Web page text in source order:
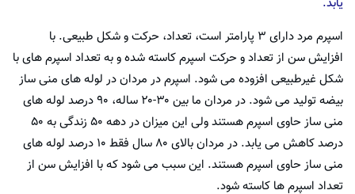
اسپرم مرد دارای ۳ پارامتر است، تعداد، حرکت و شکل طبیعی. با
افزایش سن از تعداد و حرکت اسپرم کاسته شده و به تعداد اسپرم های با
شکل غیرطبیعی افزوده می شود. اسپرم در مردان در لوله های منی ساز
بیضه تولید می شود. در مردان ما بین ۳۰-۲۰ ساله، ۹۰ درصد لوله های
منی ساز حاوی اسپرم هستند ولی این میزان در دهه ۵۰ زندگی به ۵۰
درصد کاهش می یابد. در مردان بالای ۸۰ سال فقط ۱۰ درصد لوله های
منی ساز حاوی اسپرم هستند. این سبب می شود که با افزایش سن از
تعداد اسپرم ها کاسته شود.